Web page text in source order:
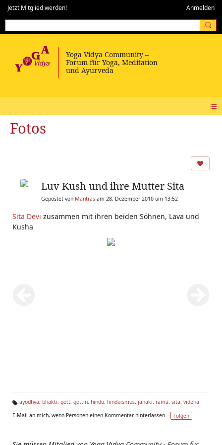
Jetzt Mitglied werden! Anmelden
Fotos
Luv Kush und ihre Mutter Sita
Gepostet von Mantras am 28. Dezember 2010 um 13:52
Sita Devi zusammen mit ihren beiden Söhnen, Lava und
Kusha
g
ayodhya, bhakti, gott, göttin, hindu, hinduismus, janaki, rama, sita, videha
E-Mail an mich, wenn Personen einen Kommentar hinterlassen –
Folgen